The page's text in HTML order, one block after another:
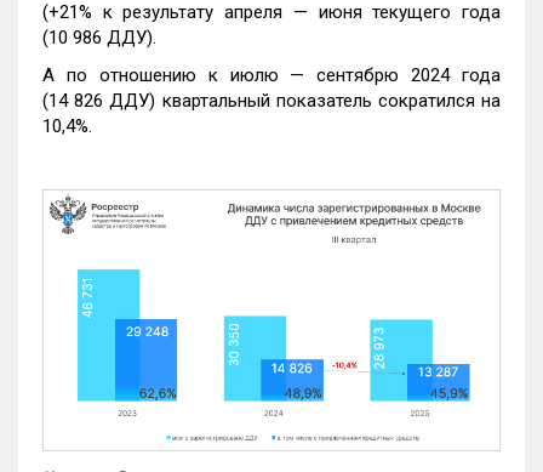
(+21% к результату апреля — июня текущего года
(10 986 ДДУ).
А по отношению к июлю — сентябрю 2024 года
(14 826 ДДУ) квартальный показатель сократился на
10,4%.